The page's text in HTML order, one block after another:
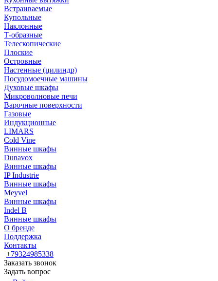
Встраиваемые
Купольные
Наклонные
Т-образные
Телескопические
Плоские
Островные
Настенные (цилиндр)
Посудомоечные машины
Духовые шкафы
Микроволновые печи
Варочные поверхности
Газовые
Индукционные
LIMARS
Cold Vine
Винные шкафы
Dunavox
Винные шкафы
IP Industrie
Винные шкафы
Meyvel
Винные шкафы
Indel B
Винные шкафы
О бренде
Поддержка
Контакты
+79324985338
Заказать звонок
Задать вопрос